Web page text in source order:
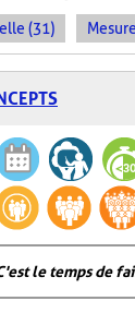
(31)
le temps de